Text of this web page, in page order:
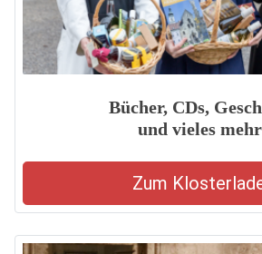
Bücher, CDs,
und vieles
Zum